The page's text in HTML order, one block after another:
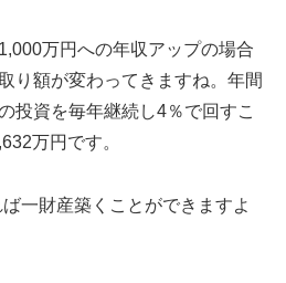
万円への年収アップの場合
り額が変わってきますね。年間
投資を毎年継続し4％で回すこ
万円です。
一財産築くことができますよ